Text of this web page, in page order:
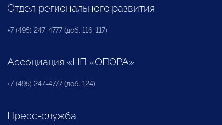
Отдел регионального развития
+7 (495) 247-4777 (доб. 116, 117)
Ассоциация «НП «ОПОРА»
+7 (495) 247-4777 (доб. 124)
Пресс-служба